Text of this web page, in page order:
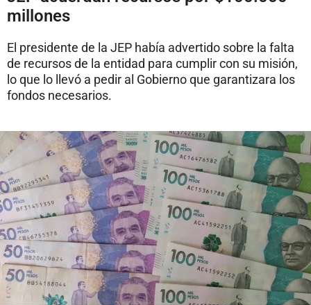
millones
El presidente de la JEP había advertido sobre la falta
de recursos de la entidad para cumplir con su misión,
lo que lo llevó a pedir al Gobierno que garantizara los
fondos necesarios.